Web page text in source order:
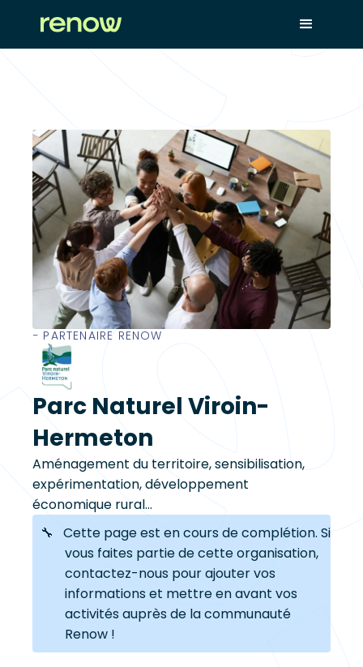
− PARTENAIRE RENOW
Parc Naturel Viroin-
Hermeton
Aménagement du territoire, sensibilisation,
expérimentation, développement
économique rural...
🔧 Cette page est en cours de complétion. Si
vous faites partie de cette organisation,
contactez-nous pour ajouter vos
informations et mettre en avant vos
activités auprès de la communauté
Renow !